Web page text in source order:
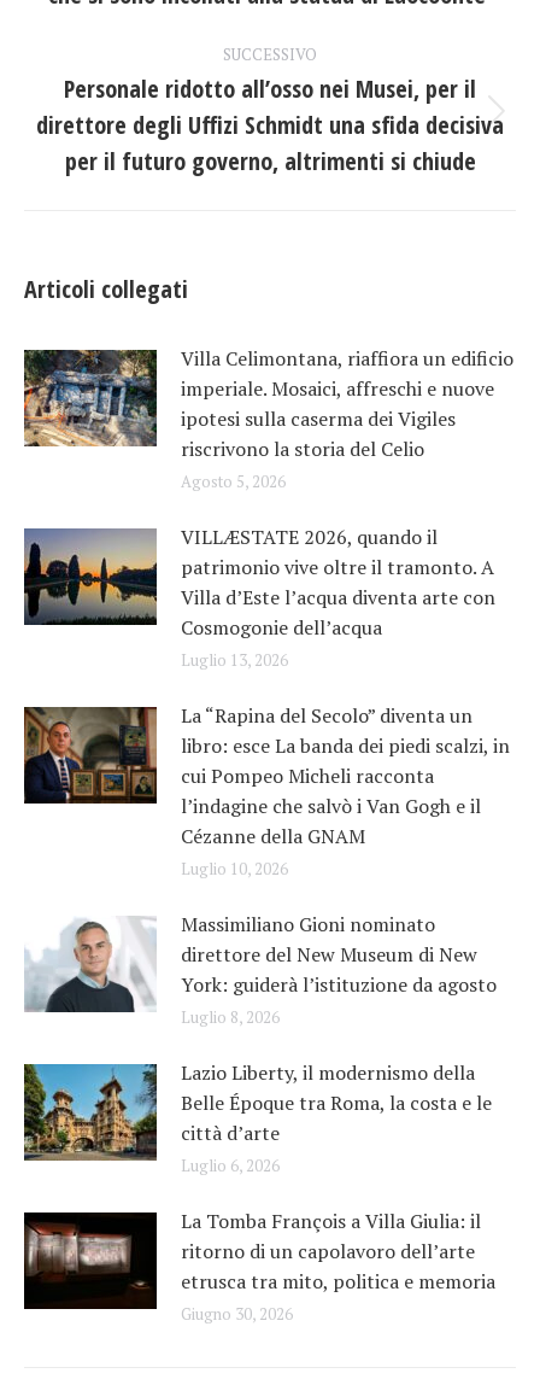
post
precedente:
SUCCESSIVO
Prossimo
post:
Personale ridotto all’osso nei Musei, per il
direttore degli Uffizi Schmidt una sfida decisiva
per il futuro governo, altrimenti si chiude
Articoli collegati
Villa Celimontana, riaffiora un edificio
imperiale. Mosaici, affreschi e nuove
ipotesi sulla caserma dei Vigiles
riscrivono la storia del Celio
Agosto 5, 2026
VILLÆSTATE 2026, quando il
patrimonio vive oltre il tramonto. A
Villa d’Este l’acqua diventa arte con
Cosmogonie dell’acqua
Luglio 13, 2026
La “Rapina del Secolo” diventa un
libro: esce La banda dei piedi scalzi, in
cui Pompeo Micheli racconta
l’indagine che salvò i Van Gogh e il
Cézanne della GNAM
Luglio 10, 2026
Massimiliano Gioni nominato
direttore del New Museum di New
York: guiderà l’istituzione da agosto
Luglio 8, 2026
Lazio Liberty, il modernismo della
Belle Époque tra Roma, la costa e le
città d’arte
Luglio 6, 2026
La Tomba François a Villa Giulia: il
ritorno di un capolavoro dell’arte
etrusca tra mito, politica e memoria
Giugno 30, 2026